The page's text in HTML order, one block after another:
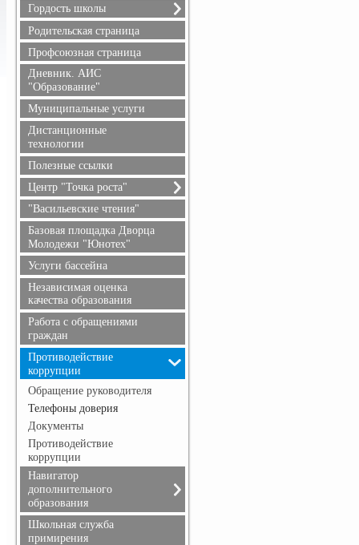
Безопасность дорожного
движения
Информационная
безопасность
Здоровье
Профилактика терроризма
и экстремизма
Профилактика
правонарушений
Противопожарная
безопасность
Гражданская оборона
Гордость школы
Учителя
Ученики
Выпускники
Учителя, имеющие
государственные награды
Родительская страница
Профсоюзная страница
Дневник. АИС
"Образование"
Муниципальные услуги
Дистанционные
технологии
Полезные ссылки
Центр "Точка роста"
О центре "Точка роста"
Документы
Образовательные
программы
Педагоги
Материально-техническая
база
Мероприятия
Взаимодействие с
образовательными
организациями
Обратная связь (контакты,
социальные сети)
Достижения и результаты
обучающихся
"Васильевские чтения"
Базовая площадка Дворца
Молодежи "Юнотех"
Услуги бассейна
Независимая оценка
качества образования
Работа с обращениями
граждан
Противодействие
коррупции
Обращение руководителя
Телефоны доверия
Документы
Противодействие
коррупции
Навигатор
дополнительного
образования
Информация для родителей
Школьная служба
примирения